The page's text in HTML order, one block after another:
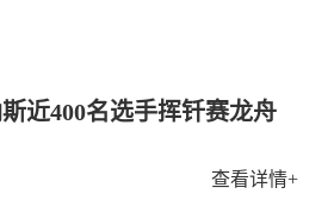
近400名选手挥钎赛龙舟
查看详情+